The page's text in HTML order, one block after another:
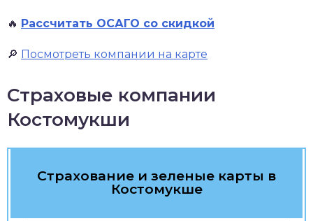
🔥 Рассчитать ОСАГО со скидкой
🔎 Посмотреть компании на карте
Страховые компании
Костомукши
Страхование и зеленые карты в
Костомукше